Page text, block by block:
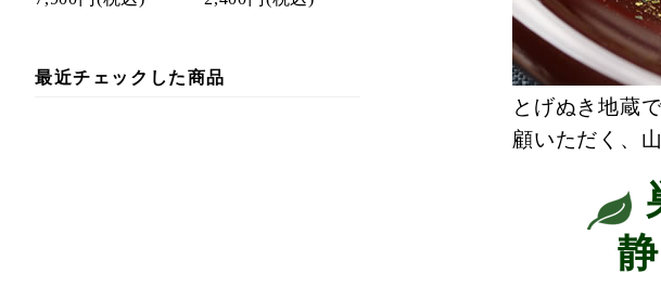
最近チェックした商品
とげぬき地蔵
顧いただく、